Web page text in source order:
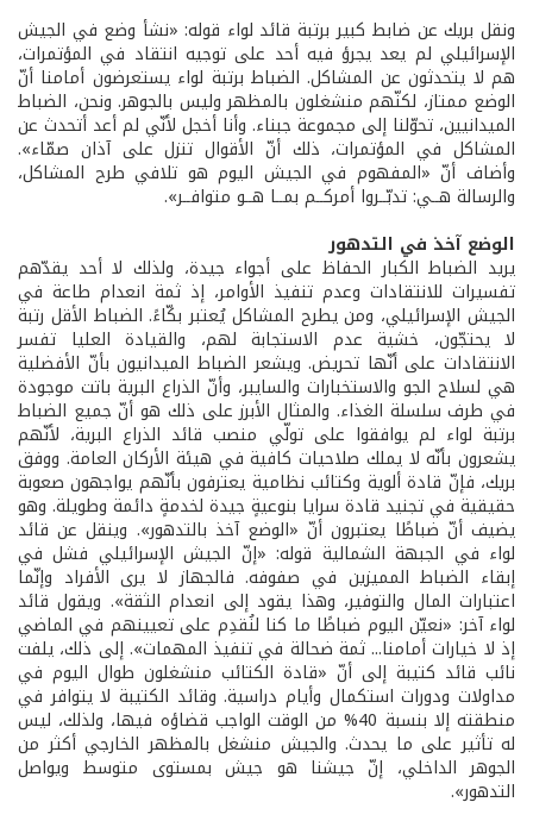
ونقل بريك عن ضابط كبير برتبة قائد لواء قوله: «نشأ وضع في الجيش
الإسرائيلي لم يعد يجرؤ فيه أحد على توجيه انتقاد في المؤتمرات،
هم لا يتحدثون عن المشاكل. الضباط برتبة لواء يستعرضون أمامنا أنّ
الوضع ممتاز، لكنّهم منشغلون بالمظهر وليس بالجوهر. ونحن، الضباط
الميدانيين، تحوّلنا إلى مجموعة جبناء. وأنا أخجل لأنّي لم أعد أتحدث عن
المشاكل في المؤتمرات، ذلك أنّ الأقوال تنزل على آذان صمّاء».
وأضاف أنّ «المفهوم في الجيش اليوم هو تلافي طرح المشاكل،
والرسالة هــي: تدبّــروا أمركــم بمــا هــو متوافــر».
الوضع آخذ في التدهور
يريد الضباط الكبار الحفاظ على أجواء جيدة، ولذلك لا أحد يقدّهم
تفسيرات للانتقادات وعدم تنفيذ الأوامر، إذ ثمة انعدام طاعة في
الجيش الإسرائيلي، ومن يطرح المشاكل يُعتبر بكّاءً. الضباط الأقل رتبة
لا يحتجّون، خشية عدم الاستجابة لهم، والقيادة العليا تفسر
الانتقادات على أنّها تحريض. ويشعر الضباط الميدانيون بأنّ الأفضلية
هي لسلاح الجو والاستخبارات والسايبر، وأنّ الذراع البرية باتت موجودة
في طرف سلسلة الغذاء. والمثال الأبرز على ذلك هو أنّ جميع الضباط
برتبة لواء لم يوافقوا على تولّي منصب قائد الذراع البرية، لأنّهم
يشعرون بأنّه لا يملك صلاحيات كافية في هيئة الأركان العامة. ووفق
بريك، فإنّ قادة ألوية وكتائب نظامية يعترفون بأنّهم يواجهون صعوبة
حقيقية في تجنيد قادة سرايا بنوعيةٍ جيدة لخدمةٍ دائمة وطويلة. وهو
يضيف أنّ ضباطًا يعتبرون أنّ «الوضع آخذ بالتدهور». وينقل عن قائد
لواء في الجبهة الشمالية قوله: «إنّ الجيش الإسرائيلي فشل في
إبقاء الضباط المميزين في صفوفه. فالجهاز لا يرى الأفراد وإنّما
اعتبارات المال والتوفير، وهذا يقود إلى انعدام الثقة». ويقول قائد
لواء آخر: «نعيّن اليوم ضباطًا ما كنا لنُقدِم على تعيينهم في الماضي
إذ لا خيارات أمامنا... ثمة ضحالة في تنفيذ المهمات». إلى ذلك، يلفت
نائب قائد كتيبة إلى أنّ «قادة الكتائب منشغلون طوال اليوم في
مداولات ودورات استكمال وأيام دراسية. وقائد الكتيبة لا يتوافر في
منطقته إلا بنسبة 40% من الوقت الواجب قضاؤه فيها، ولذلك، ليس
له تأثير على ما يحدث. والجيش منشغل بالمظهر الخارجي أكثر من
الجوهر الداخلي، إنّ جيشنا هو جيش بمستوى متوسط ويواصل
التدهور».